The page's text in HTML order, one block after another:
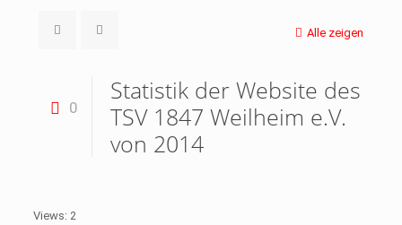
Alle zeigen
0
Statistik der Website des
TSV 1847 Weilheim e.V.
von 2014
Views: 2